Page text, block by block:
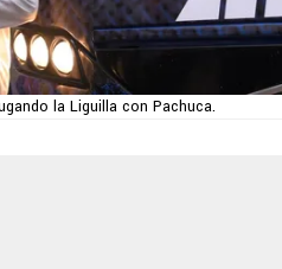
la Liguilla con Pachuca.